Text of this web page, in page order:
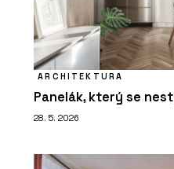
ARCHITEKTURA
Panelák, který se
28. 5. 2026